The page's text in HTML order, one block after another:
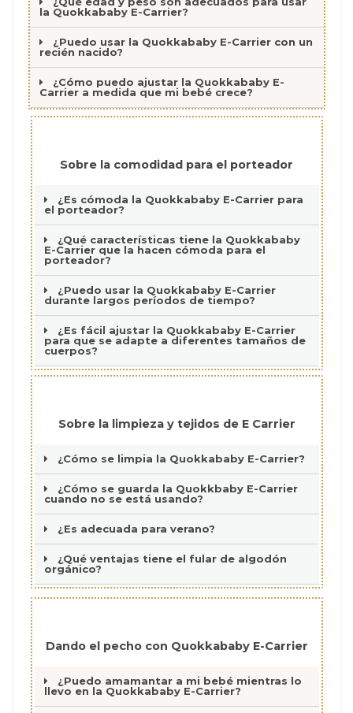
la Quokkababy E-Carrier?
¿Puedo usar la Quokkababy E-Carrier con un
recién nacido?
¿Cómo puedo ajustar la Quokkababy E-
Carrier a medida que mi bebé crece?
Sobre la comodidad para el porteador
¿Es cómoda la Quokkababy E-Carrier para
el porteador?
¿Qué características tiene la Quokkababy
E-Carrier que la hacen cómoda para el
porteador?
¿Puedo usar la Quokkababy E-Carrier
durante largos períodos de tiempo?
¿Es fácil ajustar la Quokkababy E-Carrier
para que se adapte a diferentes tamaños de
cuerpos?
Sobre la limpieza y tejidos de E Carrier
¿Cómo se limpia la Quokkababy E-Carrier?
¿Cómo se guarda la Quokkbaby E-Carrier
cuando no se está usando?
¿Es adecuada para verano?
¿Qué ventajas tiene el fular de algodón
orgánico?
Dando el pecho con Quokkababy E-Carrier
¿Puedo amamantar a mi bebé mientras lo
llevo en la Quokkababy E-Carrier?